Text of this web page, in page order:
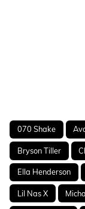
070 Shake
Bryson Tiller
Ella Henderson
Lil Nas X